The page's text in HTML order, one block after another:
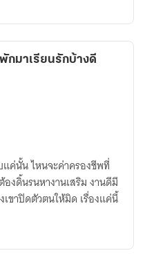
กมาเรียนรักบ้างดี
ค่นั้น ไหนจะค่าครองชีพที่
องดิ้นรนหางานเสริม งานดีมี
เขาปิดตัวตนให้มิด เรื่องแค่นี้